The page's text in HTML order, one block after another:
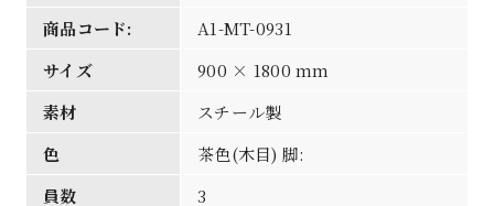
商品コード:
A1-MT-0931
サイズ
900 × 1800 mm
素材
スチール製
色
茶色(木目) 脚:
員数
3